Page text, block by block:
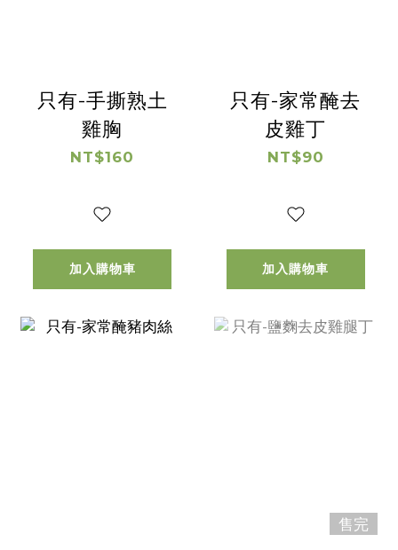
只有-手撕熟土
雞胸
NT$160
加入購物車
只有-家常醃去
皮雞丁
NT$90
加入購物車
售完